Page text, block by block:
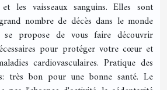
les vaisseaux sanguins. Elles sont
nombre de décès dans le monde
propose de vous faire découvrir
pour protéger votre cœur et
cardiovasculaires. Pratique des
très bon pour une bonne santé. Le